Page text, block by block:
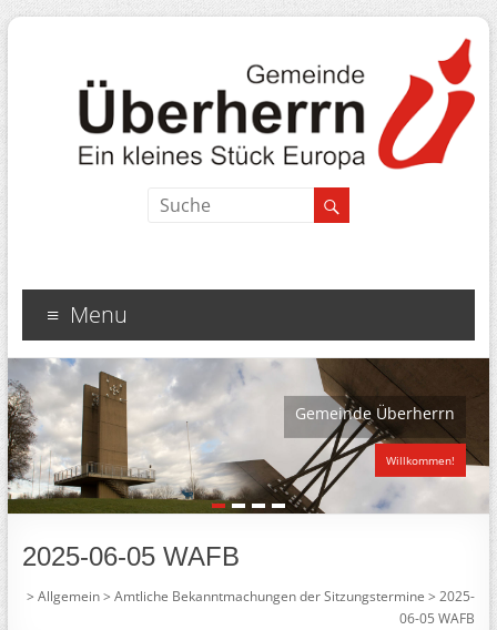
Menu
Gemeinde Überherrn
Willkommen!
1 2 3 4
2025-06-05 WAFB
>Allgemein>Amtliche Bekanntmachungen der Sitzungstermine >2025-
06-05 WAFB